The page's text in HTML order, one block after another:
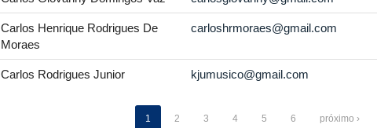
Carlos Henrique Rodrigues De
Moraes
carloshrmoraes@gmail.com
Carlos Rodrigues Junior kjumusico@gmail.com
1 2 3 4 5 6 próximo ›